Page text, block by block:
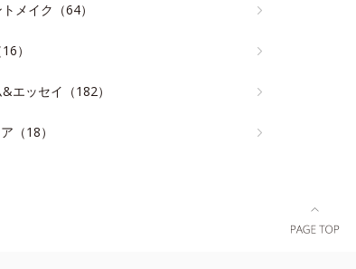
メイク（64）
）
エッセイ（182）
（18）